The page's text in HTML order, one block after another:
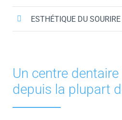
ESTHÉTIQUE DU SOURIRE
Un centre
depuis la plupart